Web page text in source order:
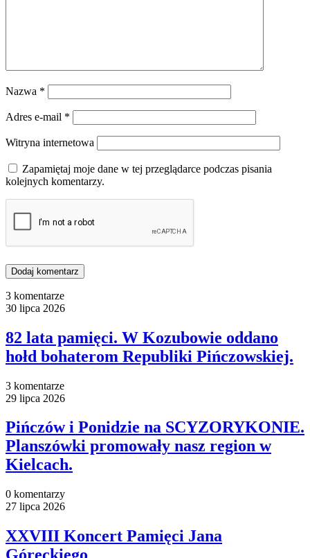
Nazwa *
Adres e-mail *
Witryna internetowa
Zapamiętaj moje dane w tej przeglądarce podczas pisania
kolejnych komentarzy.
3 komentarze
30 lipca 2026
82 lata pamięci. W Kozubowie oddano
hołd bohaterom Republiki Pińczowskiej.
3 komentarze
29 lipca 2026
Pińczów i Ponidzie na SCYZORYKONIE.
Planszówki promowały nasz region w
Kielcach.
0 komentarzy
27 lipca 2026
XXVIII Koncert Pamięci Jana